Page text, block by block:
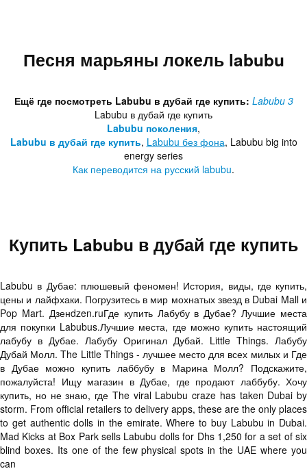
Песня марьяны локель labubu
Ещё где посмотреть Labubu в дубай где купить: Labubu 3
Labubu в дубай где купить
Labubu поколения,
Labubu в дубай где купить, Labubu без фона, Labubu big into
energy series
Как переводится на русский labubu.
Купить Labubu в дубай где купить
Labubu в Дубае: плюшевый феномен! История, виды, где купить,
цены и лайфхаки. Погрузитесь в мир мохнатых звезд в Dubai Mall и
Pop Mart. Дзенdzen.ruГде купить Лабубу в Дубае? Лучшие места
для покупки Labubus.Лучшие места, где можно купить настоящий
лабубу в Дубае. Лабубу Оригинал Дубай. Little Things. Лабубу
Дубай Молл. The Little Things - лучшее место для всех милых и Где
в Дубае можно купить лаббубу в Марина Молл? Подскажите,
пожалуйста! Ищу магазин в Дубае, где продают лаббубу. Хочу
купить, но не знаю, где The viral Labubu craze has taken Dubai by
storm. From official retailers to delivery apps, these are the only places
to get authentic dolls in the emirate. Where to buy Labubu in Dubai.
Mad Kicks at Box Park sells Labubu dolls for Dhs 1,250 for a set of six
blind boxes. Its one of the few physical spots in the UAE where you
can